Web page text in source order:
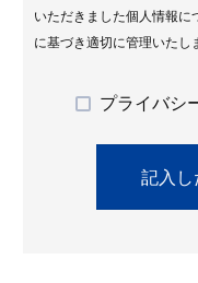
いただきました個人情報に
に基づき適切に管理いたし
プライバシ